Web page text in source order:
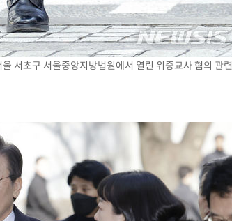
서초구 서울중앙지방법원에서 열린 위증교사 혐의 관련